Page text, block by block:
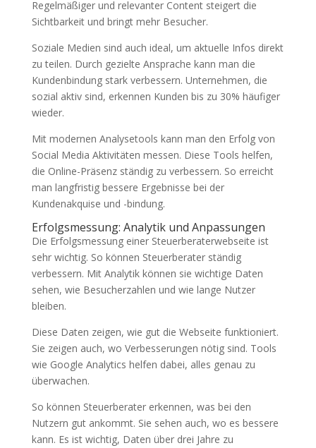
Regelmäßiger und relevanter Content steigert die
Sichtbarkeit und bringt mehr Besucher.
Soziale Medien sind auch ideal, um aktuelle Infos direkt
zu teilen. Durch gezielte Ansprache kann man die
Kundenbindung stark verbessern. Unternehmen, die
sozial aktiv sind, erkennen Kunden bis zu 30% häufiger
wieder.
Mit modernen Analysetools kann man den Erfolg von
Social Media Aktivitäten messen. Diese Tools helfen,
die Online-Präsenz ständig zu verbessern. So erreicht
man langfristig bessere Ergebnisse bei der
Kundenakquise und -bindung.
Erfolgsmessung: Analytik und Anpassungen
Die Erfolgsmessung einer Steuerberaterwebseite ist
sehr wichtig. So können Steuerberater ständig
verbessern. Mit Analytik können sie wichtige Daten
sehen, wie Besucherzahlen und wie lange Nutzer
bleiben.
Diese Daten zeigen, wie gut die Webseite funktioniert.
Sie zeigen auch, wo Verbesserungen nötig sind. Tools
wie Google Analytics helfen dabei, alles genau zu
überwachen.
So können Steuerberater erkennen, was bei den
Nutzern gut ankommt. Sie sehen auch, wo es bessere
kann. Es ist wichtig, Daten über drei Jahre zu